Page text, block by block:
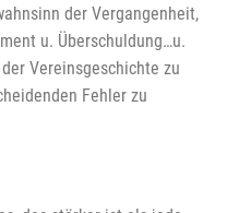
der Vergangenheit,
u. Überschuldung…u.
Vereinsgeschichte zu
Fehler zu